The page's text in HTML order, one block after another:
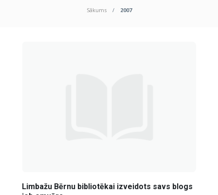
Sākums 2007
Limbažu Bērnu bibliotēkai izveidots savs blogs